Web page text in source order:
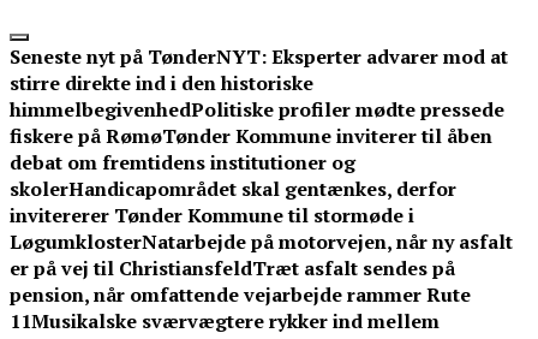
Seneste nyt på TønderNYT:Eksperter advarer mod at
stirre direkte ind i den historiske
himmelbegivenhedPolitiske profiler mødte pressede
fiskere på RømøTønder Kommune inviterer til åben
debat om fremtidens institutioner og
skolerHandicapområdet skal gentænkes, derfor
invitererer Tønder Kommune til stormøde i
LøgumklosterNatarbejde på motorvejen, når ny asfalt
er på vej til ChristiansfeldTræt asfalt sendes på
pension, når omfattende vejarbejde rammer Rute
11Musikalske sværvægtere rykker ind mellem